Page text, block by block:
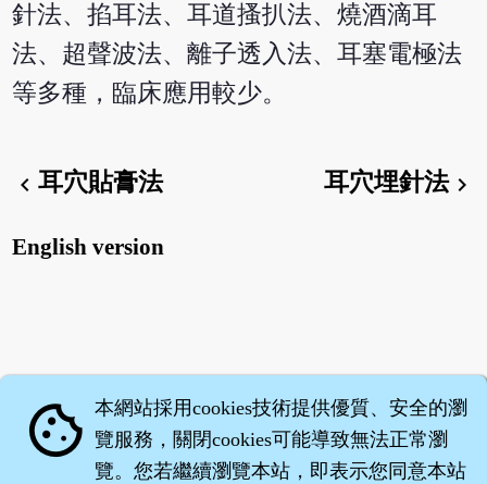
針法、掐耳法、耳道搔扒法、燒酒滴耳
法、超聲波法、離子透入法、耳塞電極法
等多種，臨床應用較少。
chevron_left耳穴貼膏法 耳穴埋針法chevron_right
English version
cookie 本網站採用cookies技術提供優質、安全的瀏
覽服務，關閉cookies可能導致無法正常瀏
覽。您若繼續瀏覽本站，即表示您同意本站